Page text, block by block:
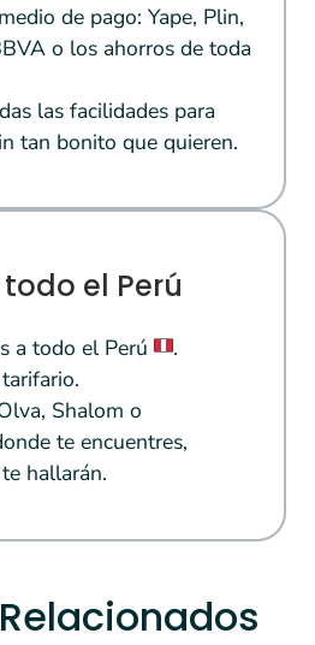
de pago: Yape, Plin,
o los ahorros de toda
las facilidades para
tan bonito que quieren.
el Perú
a todo el Perú
.
Shalom o
te encuentres,
hallarán.